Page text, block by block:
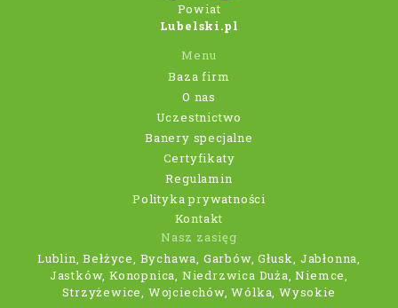
Powiat
Lubelski.pl
Menu
Baza firm
O nas
Uczestnictwo
Banery specjalne
Certyfikaty
Regulamin
Polityka prywatności
Kontakt
Nasz zasięg
Lublin, Bełżyce, Bychawa, Garbów, Głusk, Jabłonna,
Jastków, Konopnica, Niedrzwica Duża, Niemce,
Strzyżewice, Wojciechów, Wólka, Wysokie